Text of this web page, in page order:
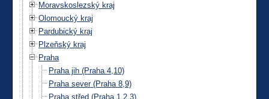
Moravskoslezský kraj
Olomoucký kraj
Pardubický kraj
Plzeňský kraj
Praha
Praha jih (Praha 4,10)
Praha sever (Praha 8,9)
Praha střed (Praha 1,2,3)